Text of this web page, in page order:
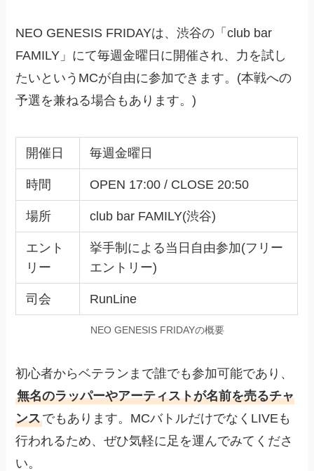
NEO GENESIS FRIDAYは、渋谷の「club bar
FAMILY」にて毎週金曜日に開催され、力を試し
たいというMCが自由に参加できます。(本戦への
予選を兼ねる場合もあります。)
開催日 毎週金曜日
時間 OPEN 17:00 / CLOSE 20:50
場所 club bar FAMILY(渋谷)
エント
リー
挙手制による当日自由参加(フリー
エントリー)
司会 RunLine
NEO GENESIS FRIDAYの概要
初心者からベテランまで誰でも参加可能であり、
無名のラッパーやアーティストが名前を売るチャ
ンスでもあります。MCバトルだけでなくLIVEも
行われるため、ぜひ気軽に足を運んでみてくださ
い。